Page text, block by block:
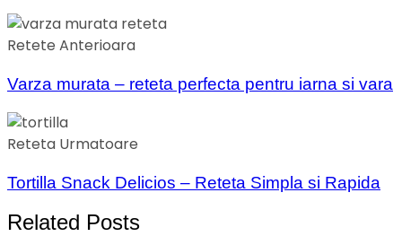
Retete Anterioara
Varza murata – reteta perfecta pentru iarna si vara
Reteta Urmatoare
Tortilla Snack Delicios – Reteta Simpla si Rapida
Related Posts